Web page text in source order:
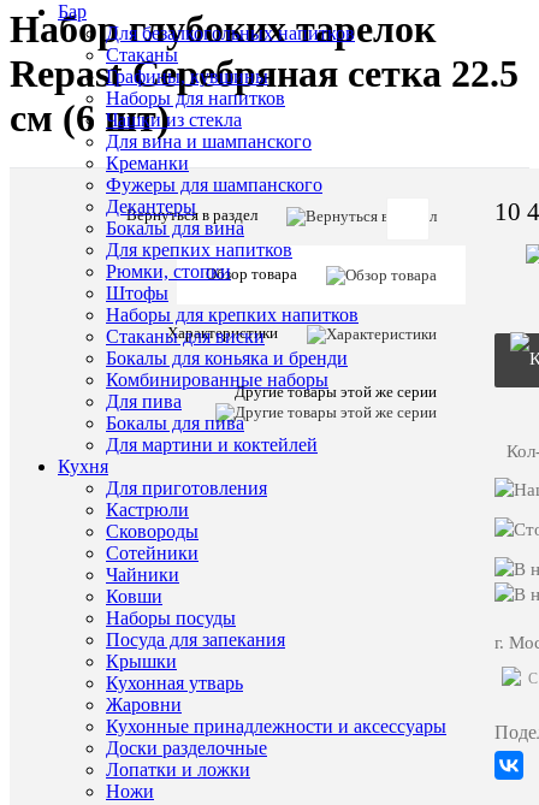
Бар
Для безалкогольных напитков
Стаканы
Графины, кувшины
Наборы для напитков
Чашки из стекла
Для вина и шампанского
Креманки
Фужеры для шампанского
Декантеры
Бокалы для вина
Для крепких напитков
Рюмки, стопки
Штофы
Наборы для крепких напитков
Стаканы для виски
Бокалы для коньяка и бренди
Комбинированные наборы
Для пива
Бокалы для пива
Для мартини и коктейлей
Кухня
Для приготовления
Кастрюли
Сковороды
Сотейники
Чайники
Ковши
Наборы посуды
Посуда для запекания
Крышки
Кухонная утварь
Жаровни
Кухонные принадлежности и аксессуары
Доски разделочные
Лопатки и ложки
Ножи
Набор глубоких тарелок
Repast Серебряная сетка 22.5
см (6 шт)
Вернуться в раздел
Обзор товара
Характеристики
Другие товары этой же серии
Артикул:
товара:
глубоких
Заказать
видео-
товара
товара
Тарелки
(Чехия,
Фарфор,
10
г.